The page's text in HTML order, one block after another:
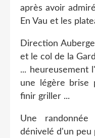
après avoir
En Vau et les
Direction
et le col de la
... heureusement
une légère brise
finir griller ...
Une
dénivelé d'un peu